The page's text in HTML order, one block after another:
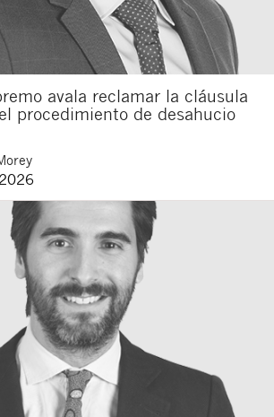
avala reclamar la cláusula
procedimiento de desahucio